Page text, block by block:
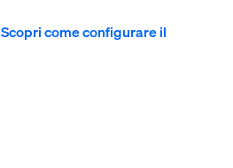
Scopri come configurare il